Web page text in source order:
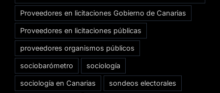
Proveedores en licitaciones Gobierno de Canarias
Proveedores en licitaciones públicas
proveedores organismos públicos
sociobarómetro sociología
sociología en Canarias sondeos electorales